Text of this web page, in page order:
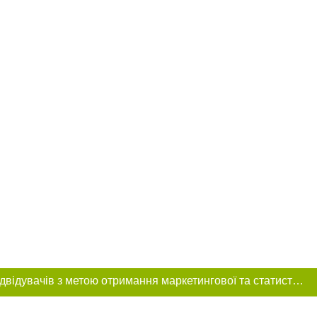
Цей сайт використовує «cookies». Також веб-сайт використовує інтернет-сервіс для збору технічних даних стосовно відвідувачів з метою отримання маркетингової та статистичної інформації. Умови обробки даних відвідувачів сайту див.